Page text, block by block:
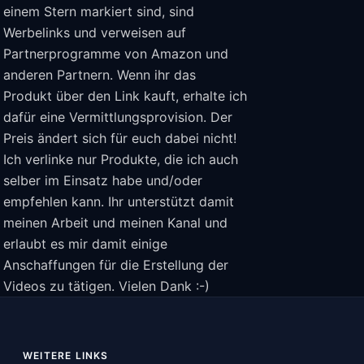
einem Stern markiert sind, sind
Werbelinks und verweisen auf
Partnerprogramme von Amazon und
anderen Partnern. Wenn ihr das
Produkt über den Link kauft, erhalte ich
dafür eine Vermittlungsprovision. Der
Preis ändert sich für euch dabei nicht!
Ich verlinke nur Produkte, die ich auch
selber im Einsatz habe und/oder
empfehlen kann. Ihr unterstützt damit
meinen Arbeit und meinen Kanal und
erlaubt es mir damit einige
Anschaffungen für die Erstellung der
Videos zu tätigen. Vielen Dank :-)
WEITERE LINKS